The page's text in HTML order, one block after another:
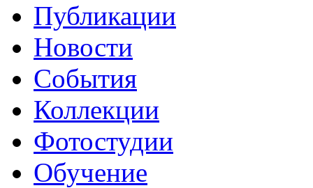
Публикации
Новости
События
Коллекции
Фотостудии
Обучение